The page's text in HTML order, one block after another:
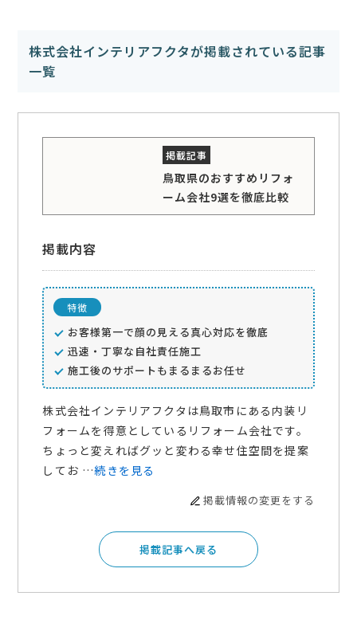
株式会社インテリアフクタが掲載されている記事
一覧
鳥取県のおすすめリフォ
ーム会社9選を徹底比較
掲載内容
特徴
お客様第一で顔の見える真心対応を徹底
迅速・丁寧な自社責任施工
施工後のサポートもまるまるお任せ
株式会社インテリアフクタは鳥取市にある内装リ
フォームを得意としているリフォーム会社です。
ちょっと変えればグッと変わる幸せ住空間を提案
してお …続きを見る
掲載情報の変更をする
掲載記事へ戻る